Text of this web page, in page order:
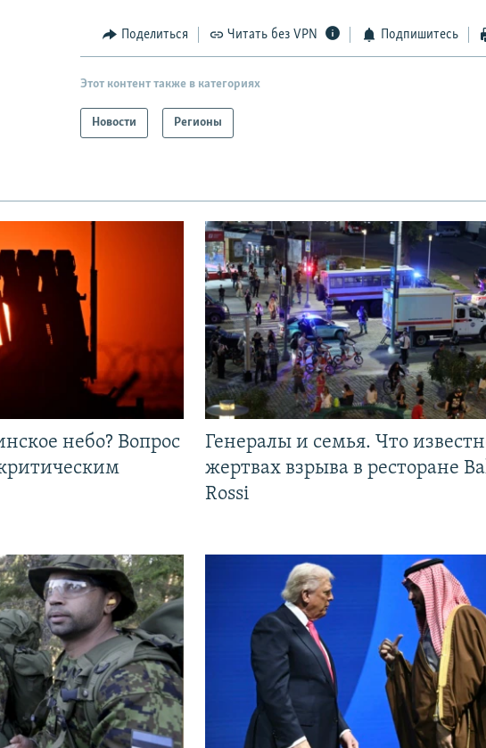
Поделиться Читать без VPN Подпишитесь
Этот контент также в категориях
Новости Регионы
небо? Вопрос
Генералы и семья. Что
жертвах взрыва в ресторане
Rossi